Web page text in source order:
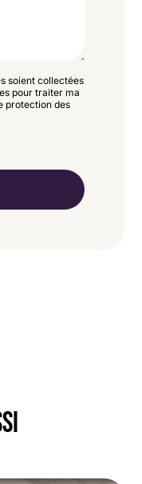
soient collectées
pour traiter ma
protection des